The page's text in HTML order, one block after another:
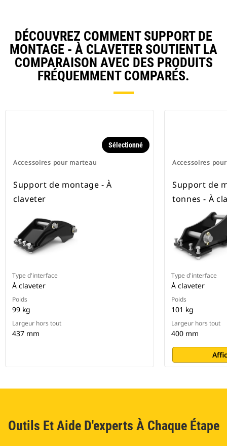
DÉCOUVREZ COMMENT SUPPORT DE
MONTAGE - À CLAVETER SOUTIENT LA
COMPARAISON AVEC DES PRODUITS
FRÉQUEMMENT COMPARÉS.
Accessoires pour marteau
Sélectionné
Support de montage - À
claveter
Type d'interface
À claveter
Poids
99 kg
Largeur hors tout
437 mm
Accessoires
Support de
tonnes - À
Type d'interface
À claveter
Poids
101 kg
Largeur hors tout
400 mm
Outils Et Aide D'experts À Chaque Étape